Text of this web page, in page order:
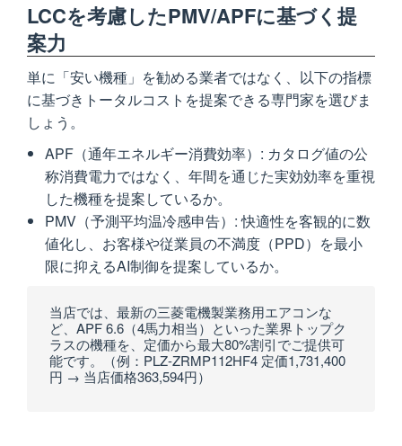
LCCを考慮したPMV/APFに基づく提
案力
単に「安い機種」を勧める業者ではなく、以下の指標
に基づきトータルコストを提案できる専門家を選びま
しょう。
APF（通年エネルギー消費効率）: カタログ値の公
称消費電力ではなく、年間を通じた実効効率を重視
した機種を提案しているか。
PMV（予測平均温冷感申告）: 快適性を客観的に数
値化し、お客様や従業員の不満度（PPD）を最小
限に抑えるAI制御を提案しているか。
当店では、最新の三菱電機製業務用エアコンな
ど、APF 6.6（4馬力相当）といった業界トップク
ラスの機種を、定価から最大80%割引でご提供可
能です。（例：PLZ-ZRMP112HF4 定価1,731,400
円 → 当店価格363,594円）